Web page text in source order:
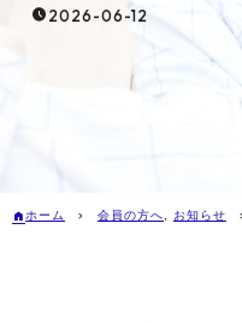
2026-06-12
ホーム 会員の方へ, お知らせ